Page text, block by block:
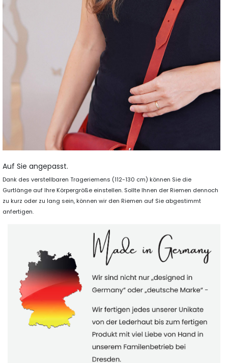
Auf Sie angepasst.
Dank des verstellbaren Trageriemens (112-130 cm) können Sie die
Gurtlänge auf Ihre Körpergröße einstellen. Sollte Ihnen der Riemen dennoch
zu kurz oder zu lang sein, können wir den Riemen auf Sie abgestimmt
anfertigen.